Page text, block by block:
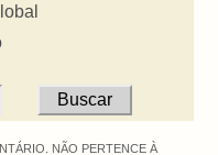
NÃO PERTENCE À